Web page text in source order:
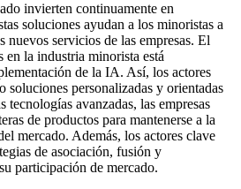
invierten continuamente en
soluciones ayudan a los minoristas a
nuevos servicios de las empresas. El
en la industria minorista está
de la IA. Así, los actores
soluciones personalizadas y orientadas
avanzadas, las empresas
de productos para mantenerse a la
mercado. Además, los actores clave
de asociación, fusión y
participación de mercado.